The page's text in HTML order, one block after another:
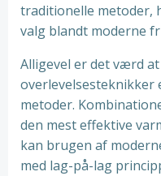
traditionelle metoder,
valg blandt moderne
Alligevel er det værd
metoder.
den mest effektive
kan brugen af
med lag-på-lag